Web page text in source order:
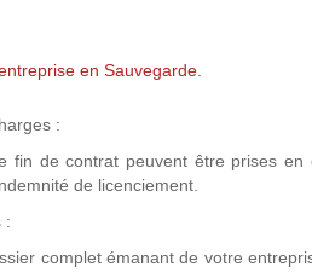
en Sauvegarde.
:
fin de contrat peuvent être prises
de licenciement.
:
complet émanant de votre